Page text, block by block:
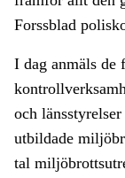
Forssblad
I dag anmäls de
och
utbildade
tal